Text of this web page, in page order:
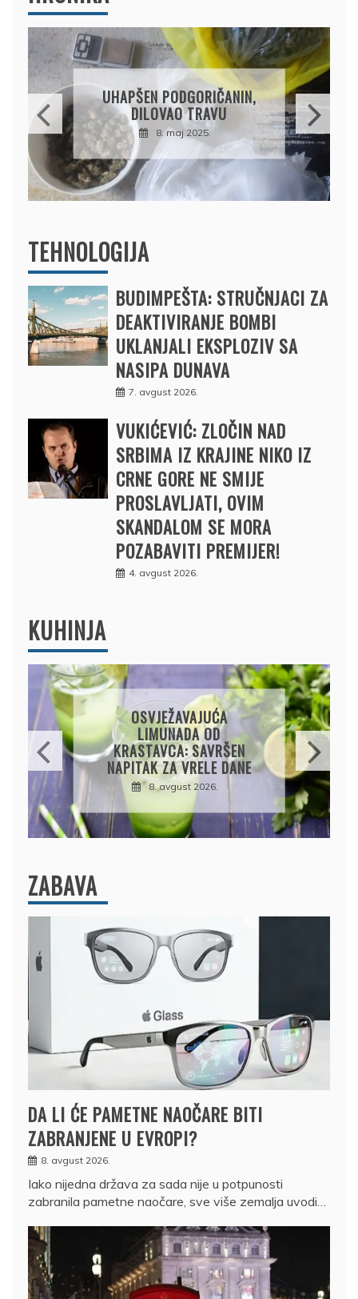
DRŽAVLJANIN RUSIJE
OSUMNJIČEN DA JE
PRODAO TUĐI BMW,
DRŽAVU NAPUSTIO
BRODOM
12. februar 2025.
TEHNOLOGIJA
BUDIMPEŠTA: STRUČNJACI ZA
DEAKTIVIRANJE BOMBI
UKLANJALI EKSPLOZIV SA
NASIPA DUNAVA
7. avgust 2026.
VUKIĆEVIĆ: ZLOČIN NAD
SRBIMA IZ KRAJINE NIKO IZ
CRNE GORE NE SMIJE
PROSLAVLJATI, OVIM
SKANDALOM SE MORA
POZABAVITI PREMIJER!
4. avgust 2026.
KUHINJA
KROMPIRUŠA IZLIVAČA:
JEDNOSTAVNA PITA BEZ
KORA, HRSKAVA I
UKUSNA
8. avgust 2026.
ZABAVA
DA LI ĆE PAMETNE NAOČARE BITI
ZABRANJENE U EVROPI?
8. avgust 2026.
Iako nijedna država za sada nije u potpunosti
zabranila pametne naočare, sve više zemalja uvodi…